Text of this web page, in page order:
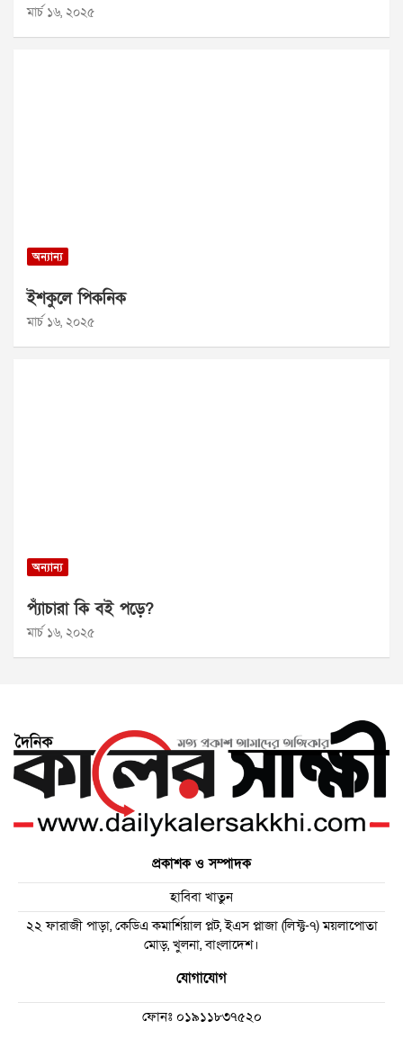
মার্চ ১৬, ২০২৫
অন্যান্য
ইশকুলে পিকনিক
মার্চ ১৬, ২০২৫
অন্যান্য
প্যাঁচারা কি বই পড়ে?
মার্চ ১৬, ২০২৫
প্রকাশক ও সম্পাদক
হাবিবা খাতুন
২২ ফারাজী পাড়া, কেডিএ কমার্শিয়াল প্লট, ইএস প্লাজা (লিফ্ট-৭) ময়লাপোতা
মোড়, খুলনা, বাংলাদেশ।
যোগাযোগ
ফোনঃ০১৯১১৮৩৭৫২০